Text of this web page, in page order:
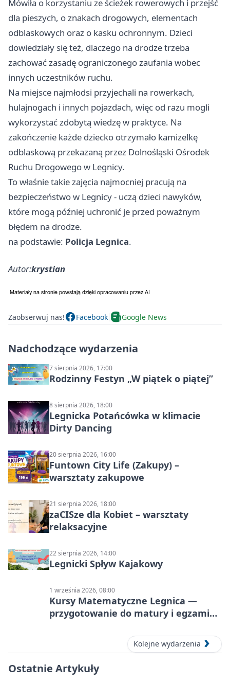
Mówiła o korzystaniu ze ścieżek rowerowych i przejść
dla pieszych, o znakach drogowych, elementach
odblaskowych oraz o kasku ochronnym. Dzieci
dowiedziały się też, dlaczego na drodze trzeba
zachować zasadę ograniczonego zaufania wobec
innych uczestników ruchu.
Na miejsce najmłodsi przyjechali na rowerkach,
hulajnogach i innych pojazdach, więc od razu mogli
wykorzystać zdobytą wiedzę w praktyce. Na
zakończenie każde dziecko otrzymało kamizelkę
odblaskową przekazaną przez Dolnośląski Ośrodek
Ruchu Drogowego w Legnicy.
To właśnie takie zajęcia najmocniej pracują na
bezpieczeństwo w Legnicy - uczą dzieci nawyków,
które mogą później uchronić je przed poważnym
błędem na drodze.
na podstawie: Policja Legnica.
Autor:krystian
Zaobserwuj nas! Facebook Google News
Nadchodzące wydarzenia
7 sierpnia 2026, 17:00
Rodzinny Festyn „W piątek o piątej”
8 sierpnia 2026, 18:00
Legnicka Potańcówka w klimacie
Dirty Dancing
20 sierpnia 2026, 16:00
Funtown City Life (Zakupy) –
warsztaty zakupowe
21 sierpnia 2026, 18:00
zaCISze dla Kobiet – warsztaty
relaksacyjne
22 sierpnia 2026, 14:00
Legnicki Spływ Kajakowy
1 września 2026, 08:00
Kursy Matematyczne Legnica —
przygotowanie do matury i egzaminu
Kolejne wydarzenia
Ostatnie Artykuły